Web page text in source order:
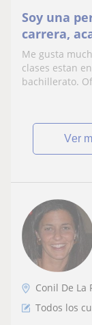
Soy una
carrera,
con una
Me gusta
clases estan
bachillerato.
ver
Conil De La
Todos los